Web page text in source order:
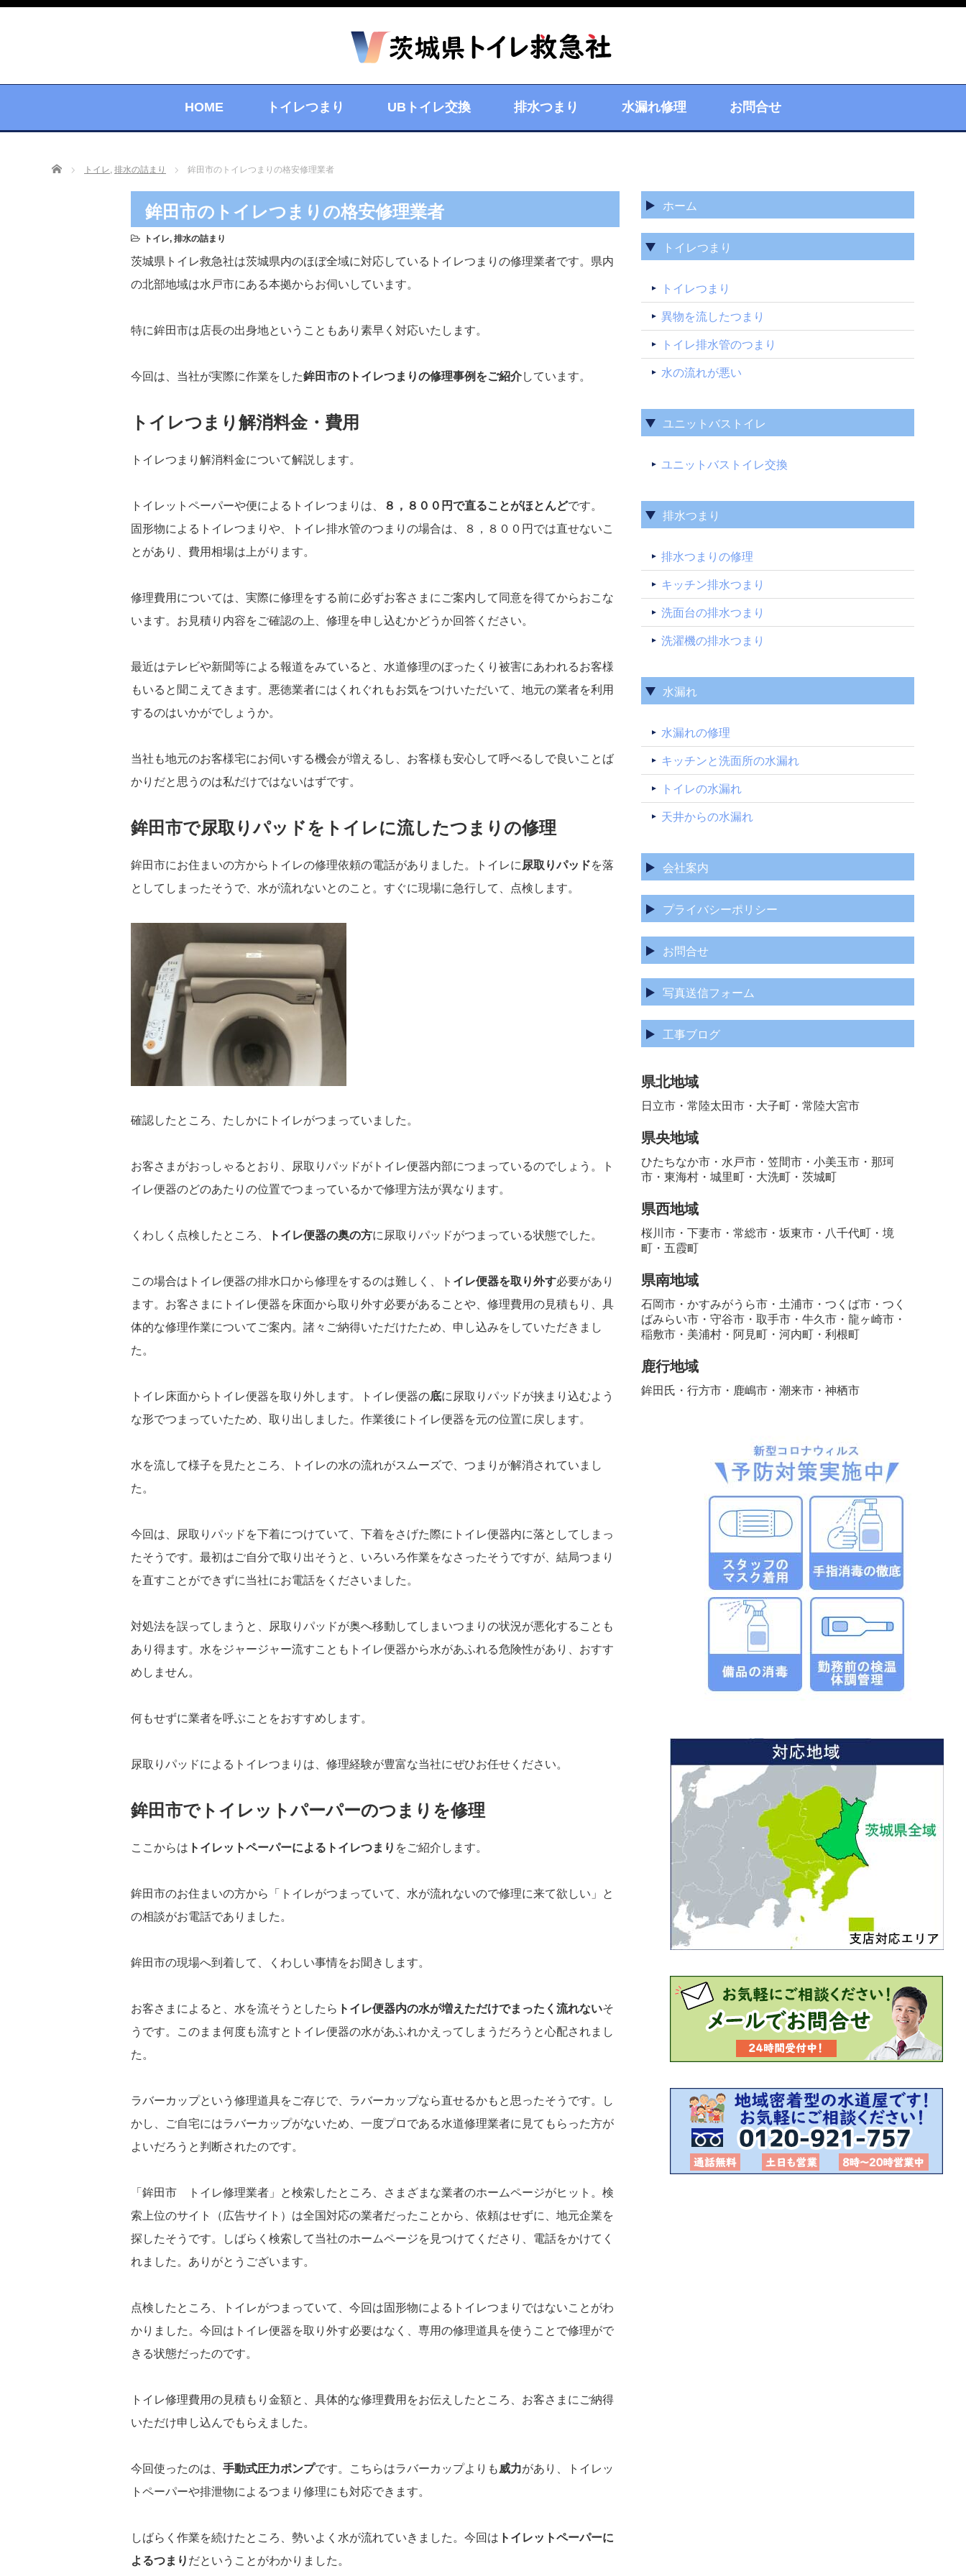
HOME トイレつまり UBトイレ交換 排水つまり 水漏れ修理 お問合せ
Home トイレ, 排水の詰まり 鉾田市のトイレつまりの格安修理業者
鉾田市のトイレつまりの格安修理業者
トイレ, 排水の詰まり
茨城県トイレ救急社は茨城県内のほぼ全域に対応しているトイレつまりの修理業者です。県内
の北部地域は水戸市にある本拠からお伺いしています。
特に鉾田市は店長の出身地ということもあり素早く対応いたします。
今回は、当社が実際に作業をした鉾田市のトイレつまりの修理事例をご紹介しています。
トイレつまり解消料金・費用
トイレつまり解消料金について解説します。
トイレットペーパーや便によるトイレつまりは、 ８，８００円で直ることがほとんどです。
固形物によるトイレつまりや、トイレ排水管のつまりの場合は、８，８００円では直せないこ
とがあり、費用相場は上がります。
修理費用については、実際に修理をする前に必ずお客さまにご案内して同意を得てからおこな
います。お見積り内容をご確認の上、修理を申し込むかどうか回答ください。
最近はテレビや新聞等による報道をみていると、水道修理のぼったくり被害にあわれるお客様
もいると聞こえてきます。悪徳業者にはくれぐれもお気をつけいただいて、地元の業者を利用
するのはいかがでしょうか。
当社も地元のお客様宅にお伺いする機会が増えるし、お客様も安心して呼べるしで良いことば
かりだと思うのは私だけではないはずです。
鉾田市で尿取りパッドをトイレに流したつまりの修理
鉾田市にお住まいの方からトイレの修理依頼の電話がありました。トイレに 尿取りパッドを落
としてしまったそうで、水が流れないとのこと。すぐに現場に急行して、点検します。
確認したところ、たしかにトイレがつまっていました。
お客さまがおっしゃるとおり、尿取りパッドがトイレ便器内部につまっているのでしょう。ト
イレ便器のどのあたりの位置でつまっているかで修理方法が異なります。
くわしく点検したところ、 トイレ便器の奥の方に尿取りパッドがつまっている状態でした。
この場合はトイレ便器の排水口から修理をするのは難しく、ト イレ便器を取り外す必要があり
ます。お客さまにトイレ便器を床面から取り外す必要があることや、修理費用の見積もり、具
体的な修理作業についてご案内。諸々ご納得いただけたため、申し込みをしていただきまし
た。
トイレ床面からトイレ便器を取り外します。トイレ便器の底に尿取りパッドが挟まり込むよう
な形でつまっていたため、取り出しました。作業後にトイレ便器を元の位置に戻します。
水を流して様子を見たところ、トイレの水の流れがスムーズで、つまりが解消されていまし
た。
今回は、尿取りパッドを下着につけていて、下着をさげた際にトイレ便器内に落としてしまっ
たそうです。最初はご自分で取り出そうと、いろいろ作業をなさったそうですが、結局つまり
を直すことができずに当社にお電話をくださいました。
対処法を誤ってしまうと、尿取りパッドが奥へ移動してしまいつまりの状況が悪化することも
あり得ます。水をジャージャー流すこともトイレ便器から水があふれる危険性があり、おすす
めしません。
何もせずに業者を呼ぶことをおすすめします。
尿取りパッドによるトイレつまりは、修理経験が豊富な当社にぜひお任せください。
鉾田市でトイレットパーパーのつまりを修理
ここからは トイレットペーパーによるトイレつまり をご紹介します。
鉾田市のお住まいの方から「トイレがつまっていて、水が流れないので修理に来て欲しい」と
の相談がお電話でありました。
鉾田市の現場へ到着して、くわしい事情をお聞きします。
お客さまによると、水を流そうとしたら トイレ便器内の水が増えただけでまったく流れないそ
うです。このまま何度も流すとトイレ便器の水があふれかえってしまうだろうと心配されまし
た。
ラバーカップという修理道具をご存じで、ラバーカップなら直せるかもと思ったそうです。し
かし、ご自宅にはラバーカップがないため、一度プロである水道修理業者に見てもらった方が
よいだろうと判断されたのです。
「鉾田市 トイレ修理業者」と検索したところ、さまざまな業者のホームページがヒット。検
索上位のサイト（広告サイト）は全国対応の業者だったことから、依頼はせずに、地元企業を
探したそうです。しばらく検索して当社のホームページを見つけてくださり、電話をかけてく
れました。ありがとうございます。
点検したところ、トイレがつまっていて、今回は固形物によるトイレつまりではないことがわ
かりました。今回はトイレ便器を取り外す必要はなく、専用の修理道具を使うことで修理がで
きる状態だったのです。
トイレ修理費用の見積もり金額と、具体的な修理費用をお伝えしたところ、お客さまにご納得
いただけ申し込んでもらえました。
今回使ったのは、 手動式圧力ポンプです。こちらはラバーカップよりも威力があり、トイレッ
トペーパーや排泄物によるつまり修理にも対応できます。
しばらく作業を続けたところ、勢いよく水が流れていきました。今回は トイレットペーパーに
よるつまり だということがわかりました。
ホーム
トイレつまり
トイレつまり
異物を流したつまり
トイレ排水管のつまり
水の流れが悪い
ユニットバストイレ
ユニットバストイレ交換
排水つまり
排水つまりの修理
キッチン排水つまり
洗面台の排水つまり
洗濯機の排水つまり
水漏れ
水漏れの修理
キッチンと洗面所の水漏れ
トイレの水漏れ
天井からの水漏れ
会社案内
プライバシーポリシー
お問合せ
写真送信フォーム
工事ブログ
県北地域
日立市・常陸太田市・大子町・常陸大宮市
県央地域
ひたちなか市・水戸市・笠間市・小美玉市・那珂
市・東海村・城里町・大洗町・茨城町
県西地域
桜川市・下妻市・常総市・坂東市・八千代町・境
町・五霞町
県南地域
石岡市・かすみがうら市・土浦市・つくば市・つく
ばみらい市・守谷市・取手市・牛久市・龍ヶ崎市・
稲敷市・美浦村・阿見町・河内町・利根町
鹿行地域
鉾田氏・行方市・鹿嶋市・潮来市・神栖市